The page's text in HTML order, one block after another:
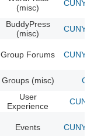
(misc)
CUNY
BuddyPress
(misc)
CUNY
Group Forums CUNY
Groups (misc)
User
Experience
Events CUNY